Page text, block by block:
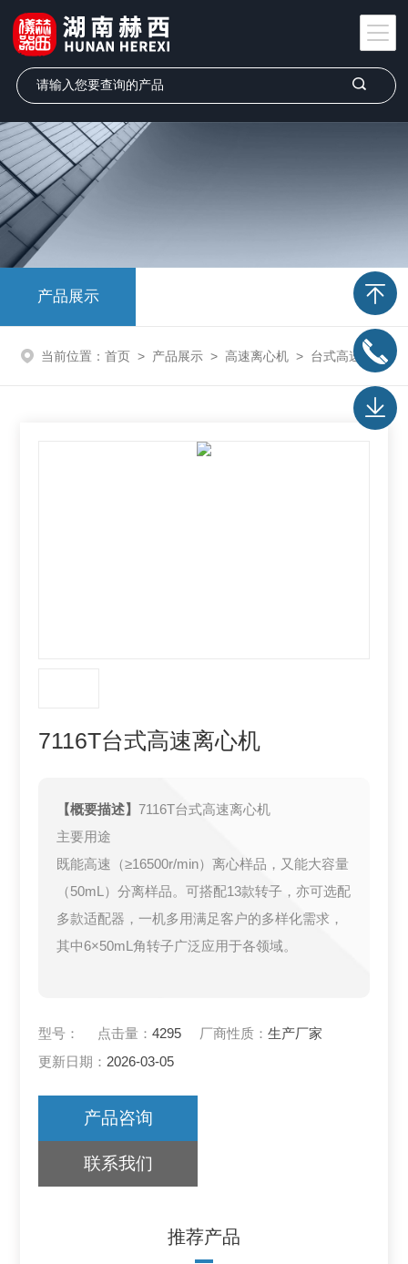
产品展示
当前位置： 首页 > 产品展示 > 高速离心机 > 台式高速离心机
7116T台式高速离心机
【概要描述】7116T台式高速离心机
主要用途
既能高速（≥16500r/min）离心样品，又能大容量
（50mL）分离样品。可搭配13款转子，亦可选配
多款适配器，一机多用满足客户的多样化需求，
其中6×50mL角转子广泛应用于各领域。
型号： 点击量：4295 厂商性质：生产厂家
更新日期： 2026-03-05
产品咨询
联系我们
推荐产品